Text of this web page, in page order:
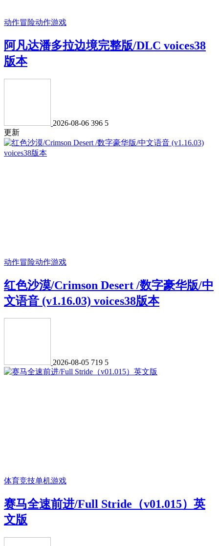
动作冒险动作游戏
阿凡达潘多拉边境完整版/DLC voices38
版本
2026-08-06 396 5
更新
动作冒险动作游戏
红色沙漠/Crimson Desert /数字豪华版/中
文语音 (v1.16.03) voices38版本
2026-08-05 719 5
体育竞技单机游戏
赛马全速前进/Full Stride（v01.015）英
文版